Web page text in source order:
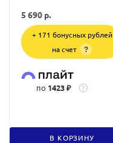
5 690 р.
+ 171 бонусных рублей
на счет
?
по 1423 ₽ ?
В КОРЗИНУ